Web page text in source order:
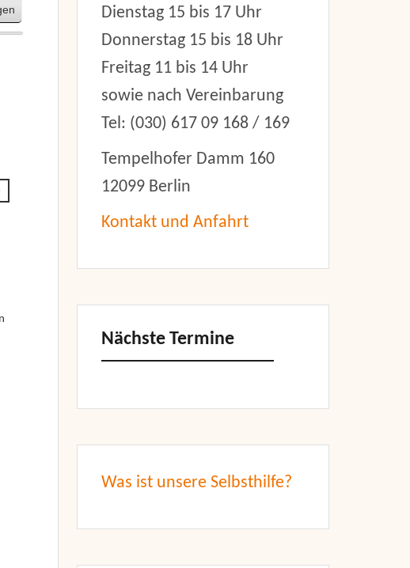
Dienstag 15 bis 17 Uhr
Donnerstag 15 bis 18 Uhr
Freitag 11 bis 14 Uhr
sowie nach Vereinbarung
Tel: (030) 617 09 168 / 169
Tempelhofer Damm 160
12099 Berlin
Kontakt und Anfahrt
Nächste Termine
Was ist unsere Selbsthilfe?